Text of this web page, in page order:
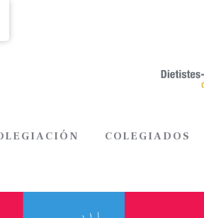
COLEGIADOS
COLEGIACIÓN COLEGIADOS